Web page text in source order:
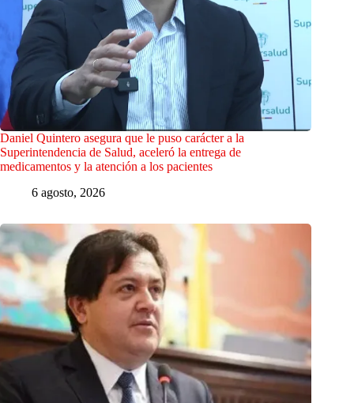
Daniel Quintero asegura que le puso carácter a la
Superintendencia de Salud, aceleró la entrega de
medicamentos y la atención a los pacientes
6 agosto, 2026